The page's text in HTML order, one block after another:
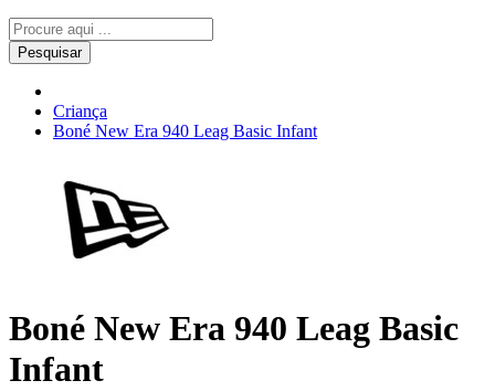
Pesquisar
Criança
Boné New Era 940 Leag Basic Infant
Boné New Era 940 Leag Basic
Infant